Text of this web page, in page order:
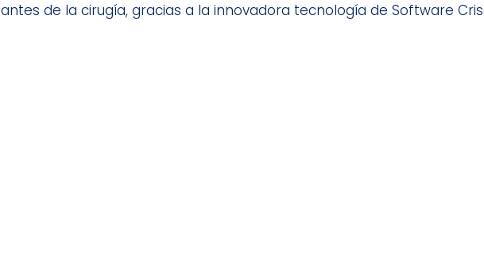
de la cirugía, gracias a la innovadora tecnología de Software